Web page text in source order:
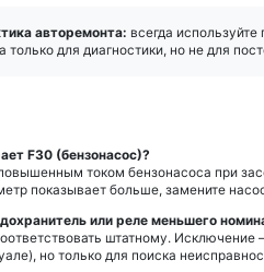
авторемонта: всегда
для диагностики, но не для
F30 (бензонасос)?
током бензонасоса при
показывает больше, замените
или реле меньшего
штатному.
но только для поиска